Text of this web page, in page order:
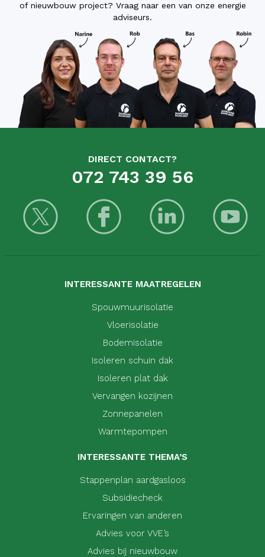
of nieuwbouw project? Vraag naar een van onze energie
adviseurs.
DIRECT CONTACT?
072 743 39 56
INTERESSANTE MAATREGELEN
Spouwmuurisolatie
Vloerisolatie
Bodemisolatie
Isoleren schuin dak
Isoleren plat dak
Vervangen kozijnen
Zonnepanelen
Warmtepompen
INTERESSANTE THEMA’S
Stappenplan aardgasloos
Subsidiecheck
Ervaringen van anderen
Advies voor VVE’s
Advies bij nieuwbouw